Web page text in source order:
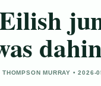
MURRAY •